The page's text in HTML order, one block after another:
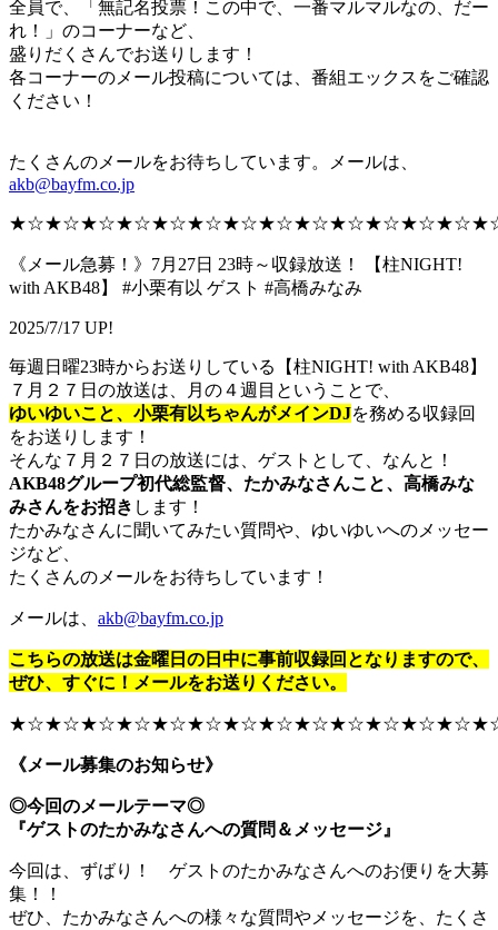
全員で、「無記名投票！この中で、一番マルマルなの、だー
れ！」のコーナーなど、
盛りだくさんでお送りします！
各コーナーのメール投稿については、番組エックスをご確認
ください！
たくさんのメールをお待ちしています。メールは、
akb@bayfm.co.jp
《メール急募！》7月27日 23時～収録放送！ 【柱NIGHT!
with AKB48】 #小栗有以 ゲスト #高橋みなみ
2025/7/17 UP!
毎週日曜23時からお送りしている【柱NIGHT! with AKB48】
７月２７日の放送は、月の４週目ということで、
ゆいゆいこと、小栗有以ちゃんがメインDJを務める収録回
をお送りします！
そんな７月２７日の放送には、ゲストとして、なんと！
AKB48グループ初代総監督、たかみなさんこと、高橋みな
みさんをお招き します！
たかみなさんに聞いてみたい質問や、ゆいゆいへのメッセー
ジなど、
たくさんのメールをお待ちしています！
メールは、 akb@bayfm.co.jp
こちらの放送は金曜日の日中に事前収録回となりますので、
ぜひ、すぐに！メールをお送りください。
《メール募集のお知らせ》
◎今回のメールテーマ◎
『ゲストのたかみなさんへの質問＆メッセージ』
今回は、ずばり！ ゲストのたかみなさんへのお便りを大募
集！！
ぜひ、たかみなさんへの様々な質問やメッセージを、たくさ